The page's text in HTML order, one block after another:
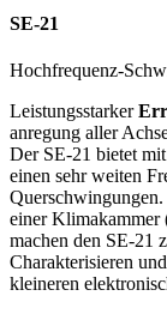
SE-21
Hochfrequenz-
Leistungsstarker
anregung aller
Der SE-21 bietet
einen sehr weiten
einer Klimakammer
machen den SE-21
Charakterisieren
kleineren